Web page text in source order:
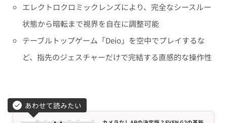
エレクトロクロミックレンズにより、完全なシースルー
状態から暗転まで視界を自在に調整可能
テーブルトップゲーム「Deio」を空中でプレイするな
ど、指先のジェスチャーだけで完結する直感的な操作性
あわせて読みたい